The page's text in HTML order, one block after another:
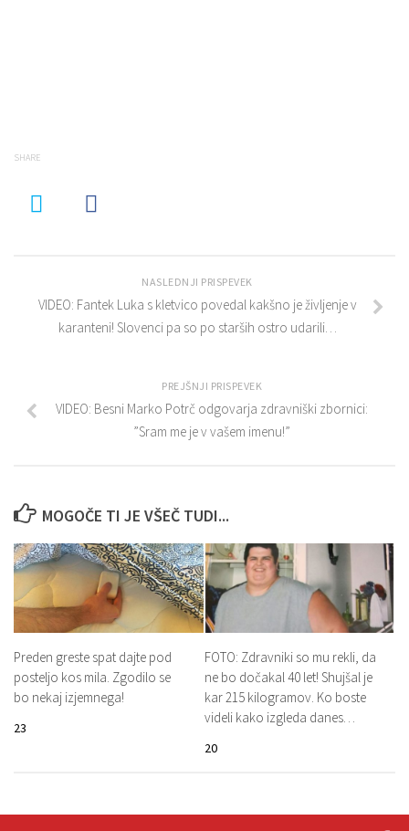
SHARE
NASLEDNJI PRISPEVEK
VIDEO: Fantek Luka s kletvico povedal kakšno je življenje v
karanteni! Slovenci pa so po starših ostro udarili…
PREJŠNJI PRISPEVEK
VIDEO: Besni Marko Potrč odgovarja zdravniški zbornici:
”Sram me je v vašem imenu!”
MOGOČE TI JE VŠEČ TUDI...
Preden greste spat dajte pod
posteljo kos mila. Zgodilo se
bo nekaj izjemnega!
23
FOTO: Zdravniki so mu rekli, da
ne bo dočakal 40 let! Shujšal je
kar 215 kilogramov. Ko boste
videli kako izgleda danes…
20